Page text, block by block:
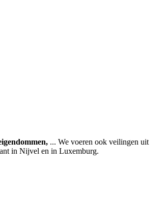
... We voeren ook veilingen uit
in Nijvel en in Luxemburg.